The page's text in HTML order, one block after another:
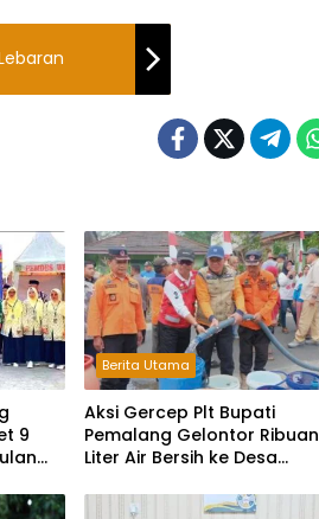
9
Berita Utama
Aksi Gercep Plt Bupati
Pemalang Gelontor Ribuan
Liter Air Bersih ke Desa